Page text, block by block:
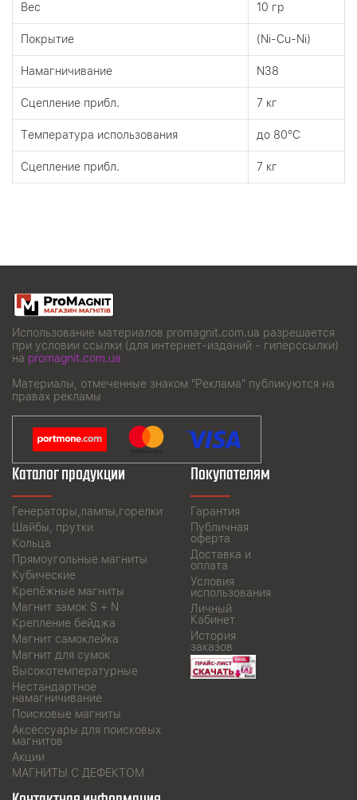
Вес 10 гр
Покрытие (Ni-Cu-Ni)
Намагничивание N38
Сцепление прибл. 7 кг
Tемпература использования до 80°C
Сцепление прибл. 7 кг
Использование материалов promagnit.com.ua разрешается
при условии ссылки (для интернет-изданий - гиперссылки)
на promagnit.com.ua
Материалы, отмеченные знаком "Реклама" публикуются на
правах рекламы
Каталог продукции
Генераторы,лампы,горелки
Шайбы, прутки
Кольца
Прямоугольные магниты
Кубические
Крепёжные магниты
Магнит замок S + N
Крепление бейджа
Магнит самоклейка
Магнит для сумок
Высокотемпературные
Нестандартное
намагничивание
Поисковые магниты
Аксессуары для поисковых
магнитов
Акции
МАГНИТЫ С ДЕФЕКТОМ
Покупателям
Гарантия
Публичная
оферта
Доставка и
оплата
Условия
использования
Личный
Кабинет
История
заказов